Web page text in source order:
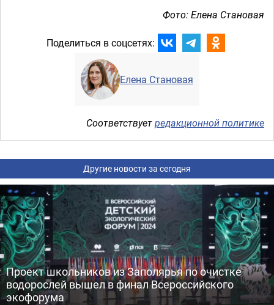
Фото: Елена Становая
Поделиться в соцсетях:
Елена Становая
Соответствуетредакционной политике
Другие новости за сегодня
Проект школьников из Заполярья по очистке
водорослей вышел в финал Всероссийского
экофорума